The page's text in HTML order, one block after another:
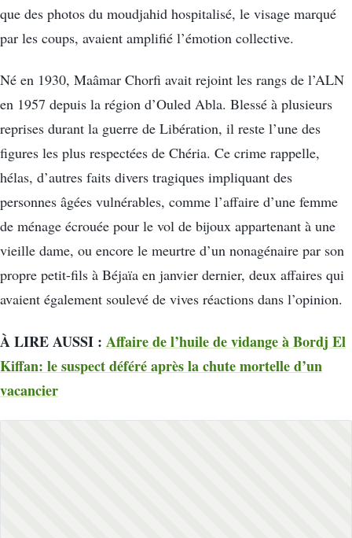
que des photos du moudjahid hospitalisé, le visage marqué
par les coups, avaient amplifié l’émotion collective.
Né en 1930, Maâmar Chorfi avait rejoint les rangs de l’ALN
en 1957 depuis la région d’Ouled Abla. Blessé à plusieurs
reprises durant la guerre de Libération, il reste l’une des
figures les plus respectées de Chéria. Ce crime rappelle,
hélas, d’autres faits divers tragiques impliquant des
personnes âgées vulnérables, comme l’affaire d’une femme
de ménage écrouée pour le vol de bijoux appartenant à une
vieille dame, ou encore le meurtre d’un nonagénaire par son
propre petit-fils à Béjaïa en janvier dernier, deux affaires qui
avaient également soulevé de vives réactions dans l’opinion.
À LIRE AUSSI : Affaire de l’huile de vidange à Bordj El
Kiffan: le suspect déféré après la chute mortelle d’un
vacancier